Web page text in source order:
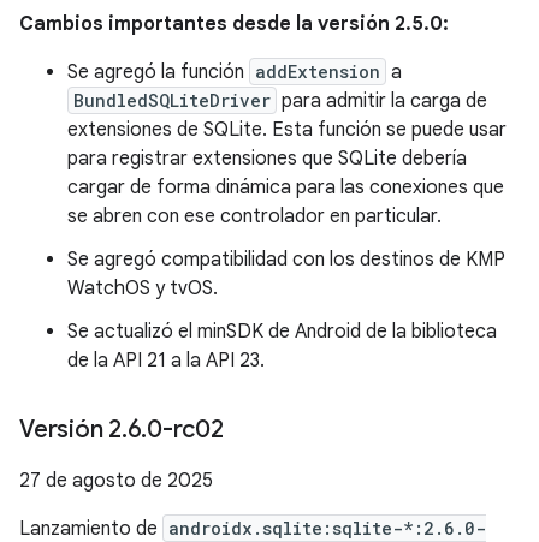
Cambios importantes desde la versión 2.5.0:
Se agregó la función addExtension a
BundledSQLiteDriver para admitir la carga de
extensiones de SQLite. Esta función se puede usar
para registrar extensiones que SQLite debería
cargar de forma dinámica para las conexiones que
se abren con ese controlador en particular.
Se agregó compatibilidad con los destinos de KMP
WatchOS y tvOS.
Se actualizó el minSDK de Android de la biblioteca
de la API 21 a la API 23.
Versión 2.6.0-rc02
27 de agosto de 2025
Lanzamiento de androidx.sqlite:sqlite-*:2.6.0-